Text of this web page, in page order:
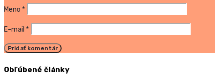
Meno *
E-mail *
Obľúbené články